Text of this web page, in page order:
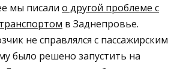
мы писали о другой проблеме с
в Заднепровье.
не справлялся с пассажирским
было решено запустить на